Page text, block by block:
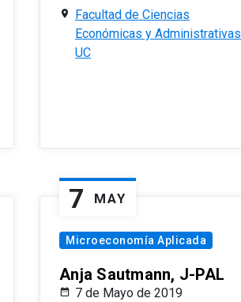
Facultad de Ciencias
Económicas y Administrativas
UC
7 MAY
Microeconomía Aplicada
Anja Sautmann, J-PAL
7 de Mayo de 2019